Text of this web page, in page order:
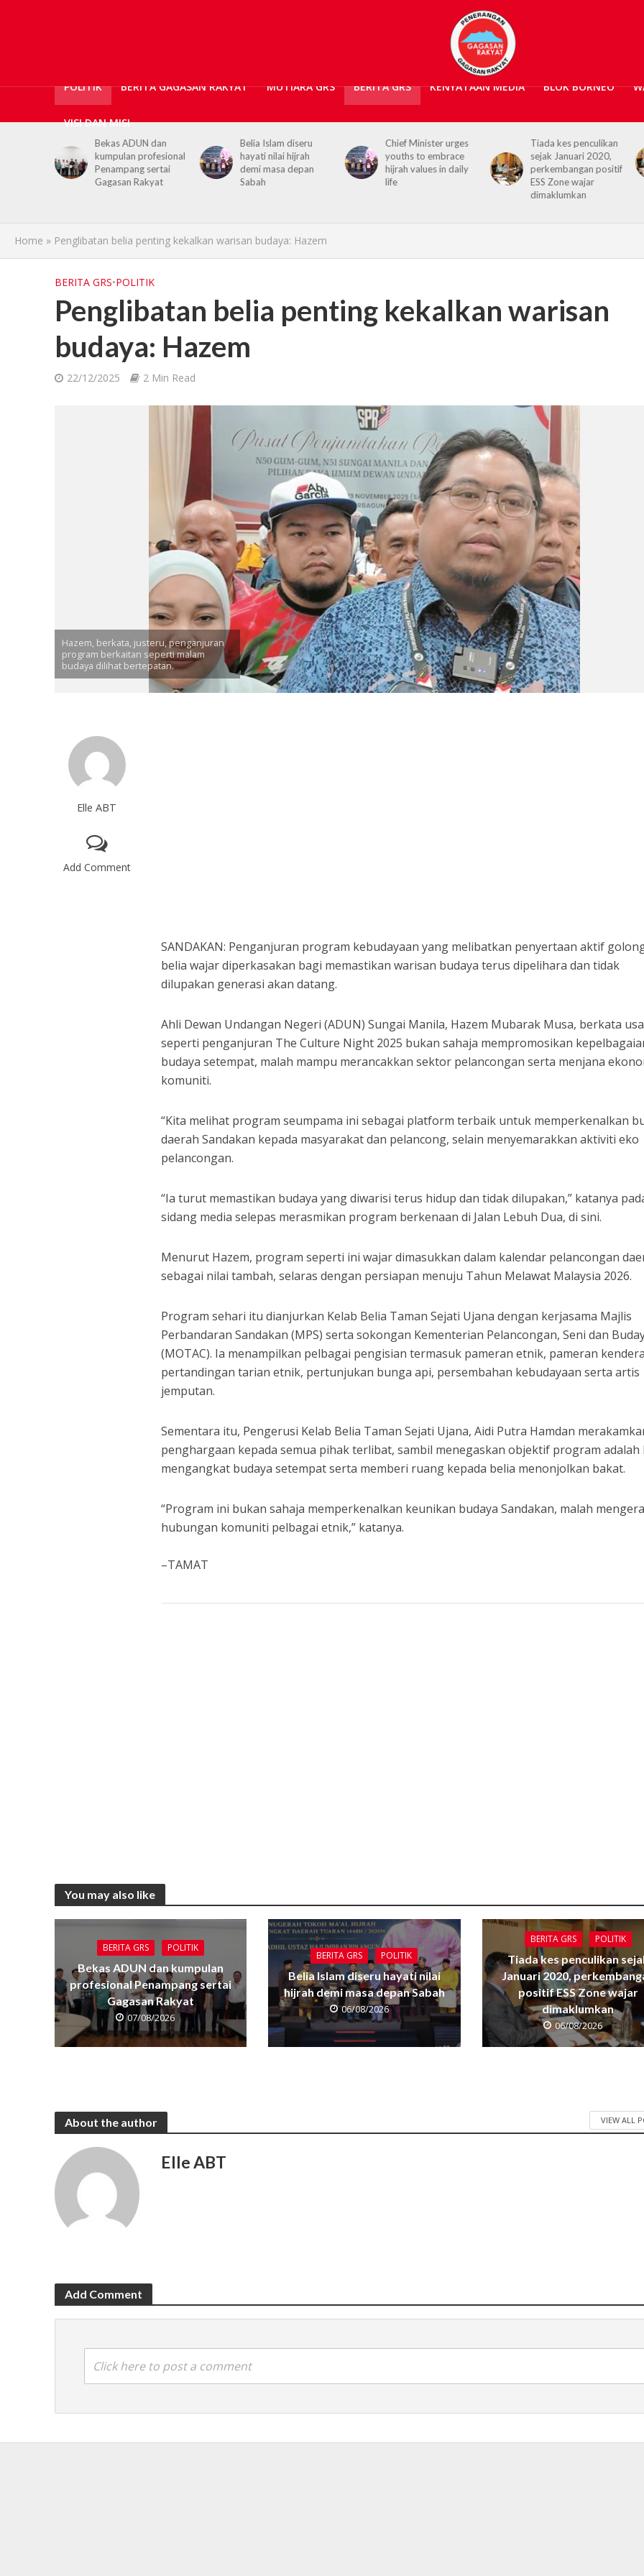
POLITIK BERITA GAGASAN RAKYAT MUTIARA GRS BERITA GRS KENYATAAN MEDIA BLOK BORNEO
VISI DAN MISI
Bekas ADUN dan
kumpulan profesional
Penampang sertai
Gagasan Rakyat
Belia Islam diseru
hayati nilai hijrah
demi masa depan
Sabah
Chief Minister urges
youths to embrace
hijrah values in daily
life
Tiada kes penculikan
sejak Januari 2020,
perkembangan positif
ESS Zone wajar
dimaklumkan
Home » Penglibatan belia penting kekalkan warisan budaya: Hazem
BERITA GRS•POLITIK
Penglibatan belia penting kekalkan warisan
budaya: Hazem
22/12/2025 2 Min Read
Hazem, berkata, justeru, penganjuran
program berkaitan seperti malam
budaya dilihat bertepatan.
Elle ABT
Add Comment
SANDAKAN: Penganjuran program kebudayaan yang melibatkan penyertaan aktif
belia wajar diperkasakan bagi memastikan warisan budaya terus dipelihara dan tidak
dilupakan generasi akan datang.
Ahli Dewan Undangan Negeri (ADUN) Sungai Manila, Hazem Mubarak Musa, berkata
seperti penganjuran The Culture Night 2025 bukan sahaja mempromosikan
budaya setempat, malah mampu merancakkan sektor pelancongan serta menjana
komuniti.
“Kita melihat program seumpama ini sebagai platform terbaik untuk memperkenalkan
daerah Sandakan kepada masyarakat dan pelancong, selain menyemarakkan aktiviti eko
pelancongan.
“Ia turut memastikan budaya yang diwarisi terus hidup dan tidak dilupakan,” katanya
sidang media selepas merasmikan program berkenaan di Jalan Lebuh Dua, di sini.
Menurut Hazem, program seperti ini wajar dimasukkan dalam kalendar pelancongan
sebagai nilai tambah, selaras dengan persiapan menuju Tahun Melawat Malaysia 2026.
Program sehari itu dianjurkan Kelab Belia Taman Sejati Ujana dengan kerjasama Majlis
Perbandaran Sandakan (MPS) serta sokongan Kementerian Pelancongan, Seni dan
(MOTAC). Ia menampilkan pelbagai pengisian termasuk pameran etnik, pameran
pertandingan tarian etnik, pertunjukan bunga api, persembahan kebudayaan serta artis
jemputan.
Sementara itu, Pengerusi Kelab Belia Taman Sejati Ujana, Aidi Putra Hamdan
penghargaan kepada semua pihak terlibat, sambil menegaskan objektif program adalah
mengangkat budaya setempat serta memberi ruang kepada belia menonjolkan bakat.
“Program ini bukan sahaja memperkenalkan keunikan budaya Sandakan, malah
hubungan komuniti pelbagai etnik,” katanya.
–TAMAT
You may also like
BERITA GRS POLITIK
Bekas ADUN dan kumpulan
profesional Penampang sertai
Gagasan Rakyat
07/08/2026
BERITA GRS POLITIK
Belia Islam diseru hayati nilai
hijrah demi masa depan Sabah
06/08/2026
BERITA GRS POLITIK
Tiada kes penculikan
Januari 2020,
positif ESS Zone wajar
dimaklumkan
06/08/2026
About the author VIEW ALL
Elle ABT
Add Comment
Click here to post a comment